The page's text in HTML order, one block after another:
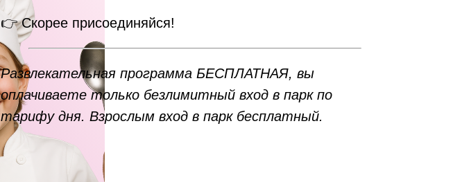
👉 Скорее присоединяйся!
Развлекательная программа БЕСПЛАТНАЯ, вы
оплачиваете только безлимитный вход в парк по
тарифу дня. Взрослым вход в парк бесплатный.